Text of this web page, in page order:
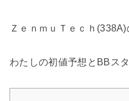
ＺｅｎｍｕＴｅｃｈ
わたしの初値予想とBBス